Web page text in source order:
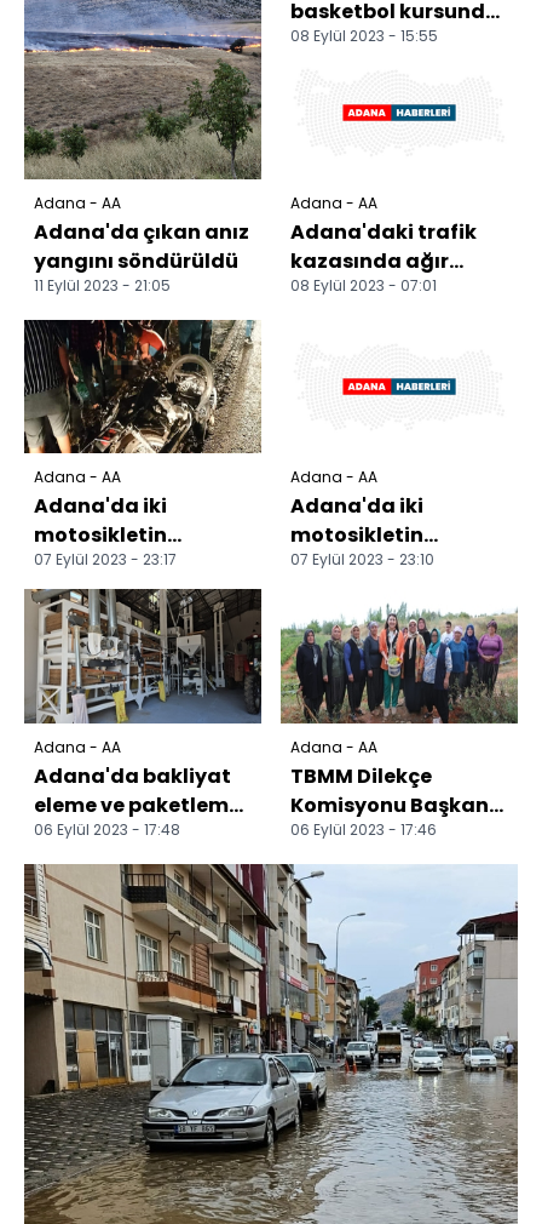
Adana - AA
Adana'da çıkan anız
yangını söndürüldü
11 Eylül 2023 - 21:05
basketbol kursunda
50 öğrenci katıldı
08 Eylül 2023 - 15:55
Adana - AA
Adana'daki trafik
kazasında ağır
yaralanan kişi
08 Eylül 2023 - 07:01
Adana - AA
Adana'da iki
motosikletin
çarpıştığı kazada 3
kişi ağır yaralandı
07 Eylül 2023 - 23:17
Adana - AA
Adana'da iki
motosikletin
çarpışması sonucu 1
yarala...
07 Eylül 2023 - 23:10
Adana - AA
Adana'da bakliyat
eleme ve paketleme
tesisi açıldı
06 Eylül 2023 - 17:48
Adana - AA
TBMM Dilekçe
Komisyonu Başkanı
Sunay Karamık'tan
Adana'nın 7 ilçesine
ziyar...
06 Eylül 2023 - 17:46